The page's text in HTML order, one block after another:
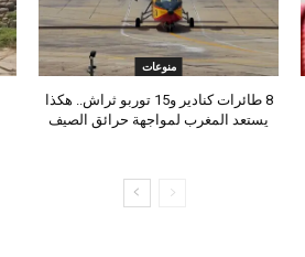
منوعات
8 طائرات كنادير و15 توربو ثراش.. هكذا
يستعد المغرب لمواجهة حرائق الصيف